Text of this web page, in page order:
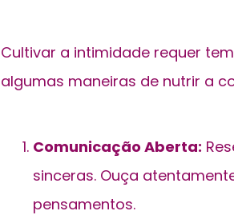
Cultivar a intimidade requer
algumas maneiras de nutrir a
Comunicação Aberta:
sinceras. Ouça
pensamentos.